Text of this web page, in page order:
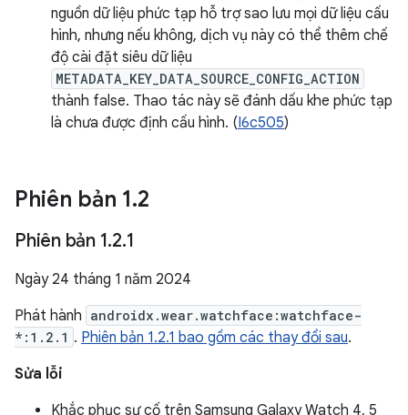
nguồn dữ liệu phức tạp hỗ trợ sao lưu mọi dữ liệu cấu
hình, nhưng nếu không, dịch vụ này có thể thêm chế
độ cài đặt siêu dữ liệu
METADATA_KEY_DATA_SOURCE_CONFIG_ACTION
thành false. Thao tác này sẽ đánh dấu khe phức tạp
là chưa được định cấu hình. (I6c505)
Phiên bản 1.2
Phiên bản 1.2.1
Ngày 24 tháng 1 năm 2024
Phát hành androidx.wear.watchface:watchface-
*:1.2.1 . Phiên bản 1.2.1 bao gồm các thay đổi sau.
Sửa lỗi
Khắc phục sự cố trên Samsung Galaxy Watch 4, 5